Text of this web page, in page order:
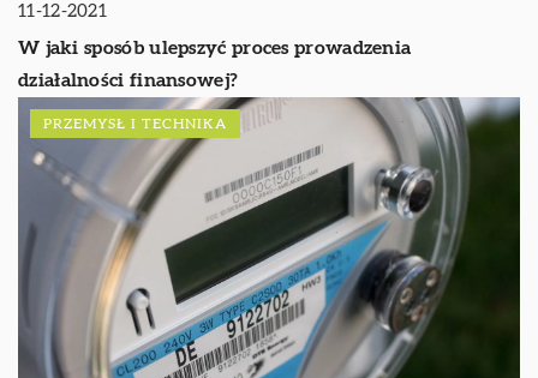
11-12-2021
W jaki sposób ulepszyć proces prowadzenia
działalności finansowej?
PRZEMYSŁ I TECHNIKA